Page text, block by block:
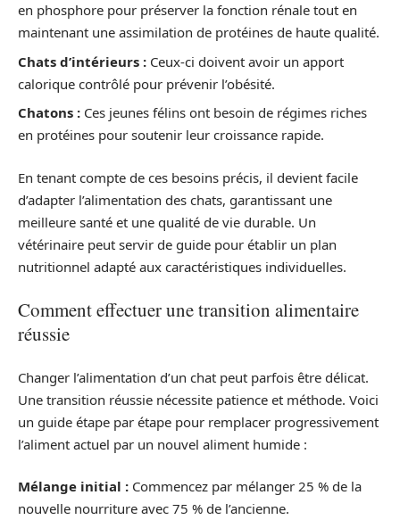
en phosphore pour préserver la fonction rénale tout en
maintenant une assimilation de protéines de haute qualité.
Chats d’intérieurs : Ceux-ci doivent avoir un apport
calorique contrôlé pour prévenir l’obésité.
Chatons : Ces jeunes félins ont besoin de régimes riches
en protéines pour soutenir leur croissance rapide.
En tenant compte de ces besoins précis, il devient facile
d’adapter l’alimentation des chats, garantissant une
meilleure santé et une qualité de vie durable. Un
vétérinaire peut servir de guide pour établir un plan
nutritionnel adapté aux caractéristiques individuelles.
Comment effectuer une transition alimentaire
réussie
Changer l’alimentation d’un chat peut parfois être délicat.
Une transition réussie nécessite patience et méthode. Voici
un guide étape par étape pour remplacer progressivement
l’aliment actuel par un nouvel aliment humide :
Mélange initial : Commencez par mélanger 25 % de la
nouvelle nourriture avec 75 % de l’ancienne.